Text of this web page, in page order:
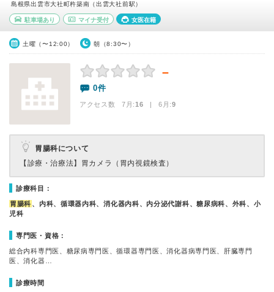
島根県出雲市大社町杵築南（出雲大社前駅）
駐車場あり マイナ受付 女医在籍
土曜（〜12:00） 朝（8:30〜）
－
0件
アクセス数 7月:16 | 6月:9
胃腸科について
【診療・治療法】 胃カメラ（胃内視鏡検査）
診療科目：
胃腸科 、内科、循環器内科、消化器内科、内分泌代謝科、糖尿病科、外科、小
児科
専門医・資格：
総合内科専門医、糖尿病専門医、循環器専門医、消化器病専門医、肝臓専門
医、消化器…
診療時間